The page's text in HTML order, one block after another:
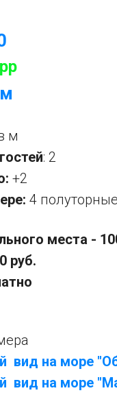
м
: 2
+2
4
места -
руб.
вид на море
вид на море